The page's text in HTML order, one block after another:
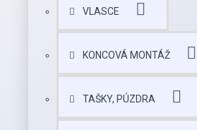
VLASCE
KONCOVÁ MONTÁŽ
TAŠKY, PÚZDRA